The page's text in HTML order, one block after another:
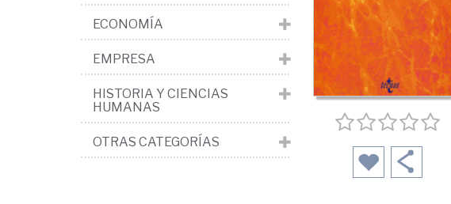
ECONOMÍA
EMPRESA
HISTORIA Y CIENCIAS
HUMANAS
OTRAS CATEGORÍAS